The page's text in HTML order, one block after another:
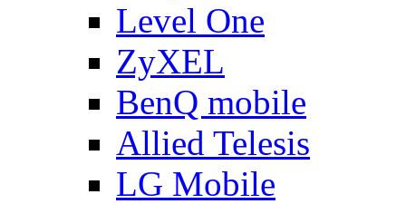
Level One
ZyXEL
BenQ mobile
Allied Telesis
LG Mobile